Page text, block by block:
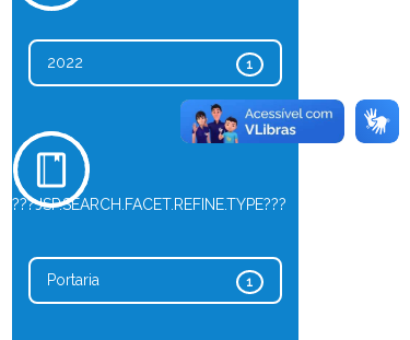
1
2022
???JSP.SEARCH.FACET.REFINE.TYPE???
1
Portaria